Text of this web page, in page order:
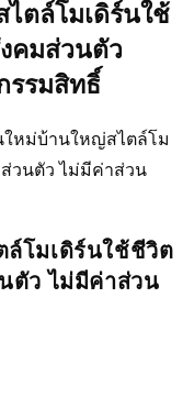
ตล์โมเดิร์นใช้
คมส่วนตัว
รรมสิทธิ์
โมเดิร์นใช้ชีวิต
ตัว ไม่มีค่าส่วน